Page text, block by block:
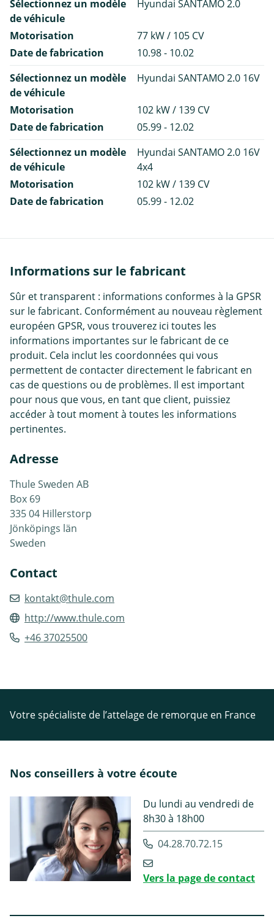
Sélectionnez un modèle
de véhicule
Hyundai SANTAMO 2.0
Motorisation
77 kW / 105 CV
Date de fabrication
10.98 - 10.02
Sélectionnez un modèle
de véhicule
Hyundai SANTAMO 2.0 16V
Motorisation
102 kW / 139 CV
Date de fabrication
05.99 - 12.02
Sélectionnez un modèle
de véhicule
Hyundai SANTAMO 2.0 16V
4x4
Motorisation
102 kW / 139 CV
Date de fabrication
05.99 - 12.02
Informations sur le fabricant
Sûr et transparent : informations conformes à la GPSR
sur le fabricant. Conformément au nouveau règlement
européen GPSR, vous trouverez ici toutes les
informations importantes sur le fabricant de ce
produit. Cela inclut les coordonnées qui vous
permettent de contacter directement le fabricant en
cas de questions ou de problèmes. Il est important
pour nous que vous, en tant que client, puissiez
accéder à tout moment à toutes les informations
pertinentes.
Adresse
Thule Sweden AB
Box 69
335 04 Hillerstorp
Jönköpings län
Sweden
Contact
kontakt@thule.com
http://www.thule.com
+46 37025500
Votre spécialiste de l’attelage de remorque en France
Nos conseillers à votre écoute
Du lundi au vendredi de
8h30 à 18h00
04.28.70.72.15
Vers la page de contact